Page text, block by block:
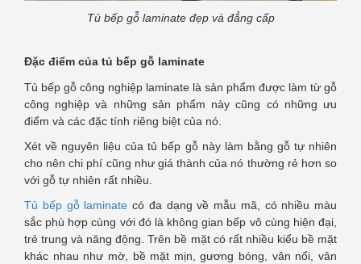
Tủ bếp gỗ laminate đẹp và đẳng cấp
Đặc điểm của tủ bếp gỗ laminate
Tủ bếp gỗ công nghiệp laminate là sản phẩm được làm từ gỗ
công nghiệp và những sản phẩm này cũng có những ưu
điểm và các đặc tính riêng biệt của nó.
Xét về nguyên liệu của tủ bếp gỗ này làm bằng gỗ tự nhiên
cho nên chi phí cũng như giá thành của nó thường rẻ hơn so
với gỗ tự nhiên rất nhiều.
Tủ bếp gỗ laminate có đa dạng về mẫu mã, có nhiều màu
sắc phù hợp cùng với đó là không gian bếp vô cùng hiện đại,
trẻ trung và năng động. Trên bề mặt có rất nhiều kiểu bề mặt
khác nhau như mờ, bề mặt mịn, gương bóng, vân nổi, vân